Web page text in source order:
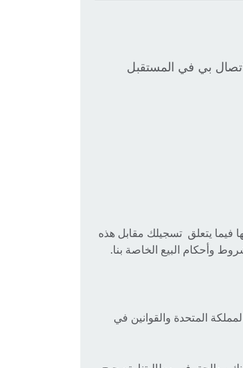
بي في المستقبل
فيما يتعلق تسجيلك مقابل هذه
وأحكام البيع الخاصة بنا.
المتحدة والقوانين في